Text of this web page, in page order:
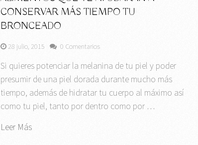
CONSERVAR MÁS TIEMPO TU
BRONCEADO
28 julio, 2015 0 Comentarios
Si quieres potenciar la melanina de tu piel y poder
presumir de una piel dorada durante mucho más
tiempo, además de hidratar tu cuerpo al máximo así
como tu piel, tanto por dentro como por …
Leer Más